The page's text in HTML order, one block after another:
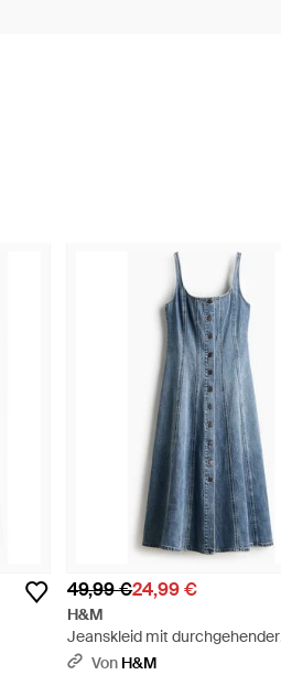
49,99 €24,99 €
H&M
Jeanskleid mit durchgehender
Knopfleiste - Blau
Von H&M